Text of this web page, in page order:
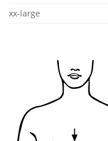
xx-large